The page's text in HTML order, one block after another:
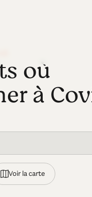
où
à
Voir la carte